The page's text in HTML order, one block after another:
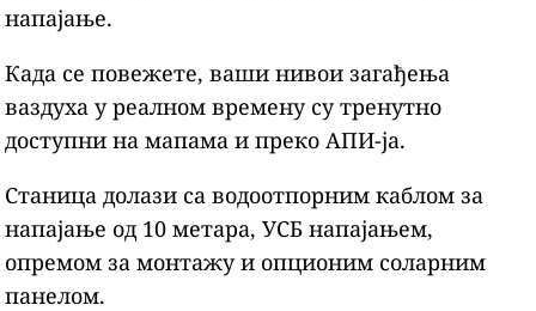
напајање.
Када се повежете, ваши нивои загађења
ваздуха у реалном времену су тренутно
доступни на мапама и преко АПИ-ја.
Станица долази са водоотпорним каблом за
напајање од 10 метара, УСБ напајањем,
опремом за монтажу и опционим соларним
панелом.